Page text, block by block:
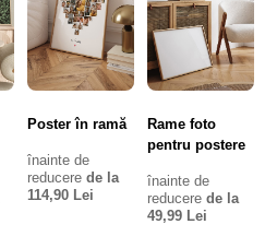
Poster în ramă
înainte de
reducere de la
114,90 Lei
Rame foto
pentru postere
înainte de
reducere de la
49,99 Lei